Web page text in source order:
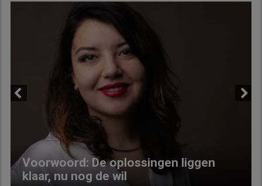
Voorwoord: De oplossingen liggen
klaar, nu nog de wil